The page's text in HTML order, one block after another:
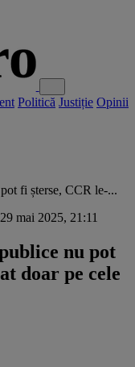
Politică Justiție Opinii
fi șterse, CCR le-...
mai 2025, 21:11
nu pot
doar pe cele